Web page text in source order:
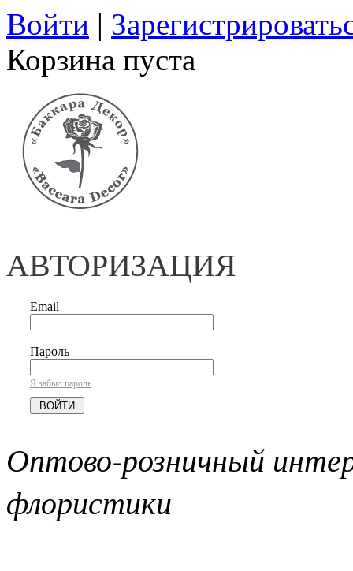
Войти |
Корзина пуста
АВТОРИЗАЦИЯ
Email
Пароль
Я забыл пароль
Оптово-розничный
флористики